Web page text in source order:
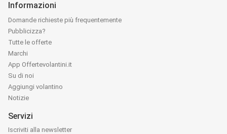
Informazioni
Domande richieste più frequentemente
Pubblicizza?
Tutte le offerte
Marchi
App Offertevolantini.it
Su di noi
Aggiungi volantino
Notizie
Servizi
Iscriviti alla newsletter